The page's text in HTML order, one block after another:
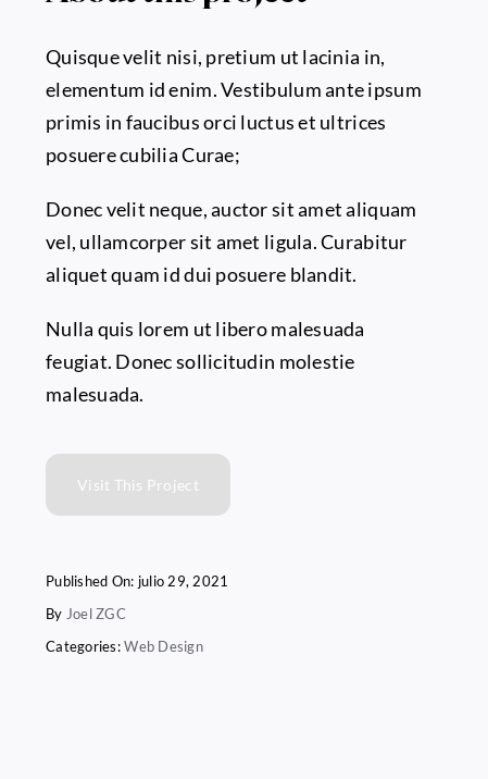
Quisque velit nisi, pretium ut lacinia in,
elementum id enim. Vestibulum ante ipsum
primis in faucibus orci luctus et ultrices
posuere cubilia Curae;
Donec velit neque, auctor sit amet aliquam
vel, ullamcorper sit amet ligula. Curabitur
aliquet quam id dui posuere blandit.
Nulla quis lorem ut libero malesuada
feugiat. Donec sollicitudin molestie
malesuada.
Visit This Project
Published On: julio 29, 2021
By Joel ZGC
Categories:Web Design